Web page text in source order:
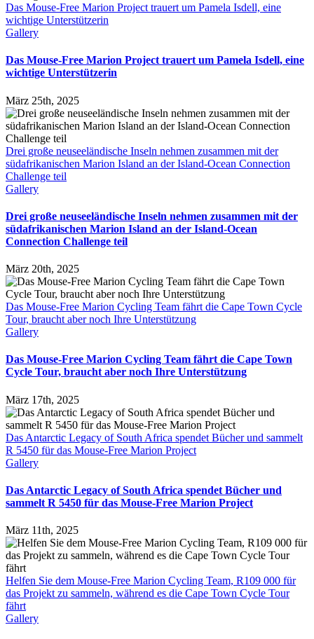
Das Mouse-Free Marion Project trauert um Pamela Isdell, eine
wichtige Unterstützerin
Gallery
Das Mouse-Free Marion Project trauert um Pamela Isdell, eine
wichtige Unterstützerin
März 25th, 2025
Drei große neuseeländische Inseln nehmen zusammen mit der
südafrikanischen Marion Island an der Island-Ocean Connection
Challenge teil
Gallery
Drei große neuseeländische Inseln nehmen zusammen mit der
südafrikanischen Marion Island an der Island-Ocean
Connection Challenge teil
März 20th, 2025
Das Mouse-Free Marion Cycling Team fährt die Cape Town Cycle
Tour, braucht aber noch Ihre Unterstützung
Gallery
Das Mouse-Free Marion Cycling Team fährt die Cape Town
Cycle Tour, braucht aber noch Ihre Unterstützung
März 17th, 2025
Das Antarctic Legacy of South Africa spendet Bücher und sammelt
R 5450 für das Mouse-Free Marion Project
Gallery
Das Antarctic Legacy of South Africa spendet Bücher und
sammelt R 5450 für das Mouse-Free Marion Project
März 11th, 2025
Helfen Sie dem Mouse-Free Marion Cycling Team, R109 000 für
das Projekt zu sammeln, während es die Cape Town Cycle Tour
fährt
Gallery